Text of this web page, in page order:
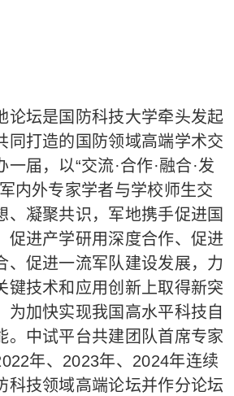
坛是国防科技大学牵头发起
同打造的国防领域高端学术交
届，以“交流·合作·融合·发
内外专家学者与学校师生交
、凝聚共识，军地携手促进国
促进产学研用深度合作、促进
、促进一流军队建设发展，力
键技术和应用创新上取得新突
为加快实现我国高水平科技自
。中试平台共建团队首席专家
年、2023年、2024年连续
科技领域高端论坛并作分论坛